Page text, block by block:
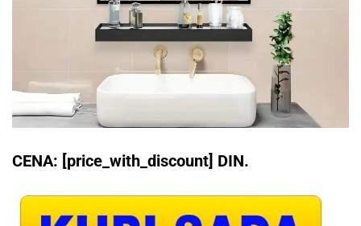
CENA: [price_with_discount] DIN.